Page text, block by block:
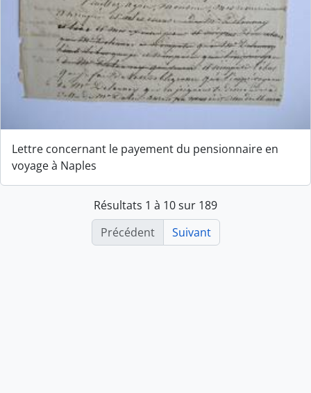
Lettre concernant le payement du pensionnaire en
voyage à Naples
Résultats 1 à 10 sur 189
Précédent
Suivant